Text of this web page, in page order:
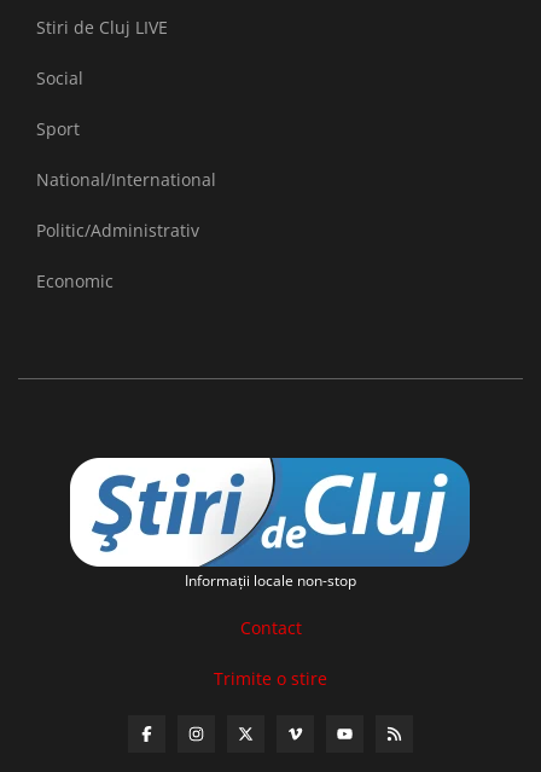
Stiri de Cluj LIVE
Social
Sport
National/International
Politic/Administrativ
Economic
Informaţii locale non-stop
Contact
Trimite o stire